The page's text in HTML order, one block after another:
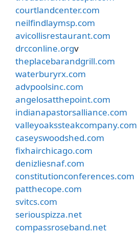
courtlandcenter.com
neilfindlaymsp.com
avicollisrestaurant.com
drcconline.orgv
theplacebarandgrill.com
waterburyrx.com
advpoolsinc.com
angelosatthepoint.com
indianapastorsalliance.com
valleyoakssteakcompany.com
caseyswoodshed.com
fixhairchicago.com
denizliesnaf.com
constitutionconferences.com
patthecope.com
svitcs.com
seriouspizza.net
compassroseband.net